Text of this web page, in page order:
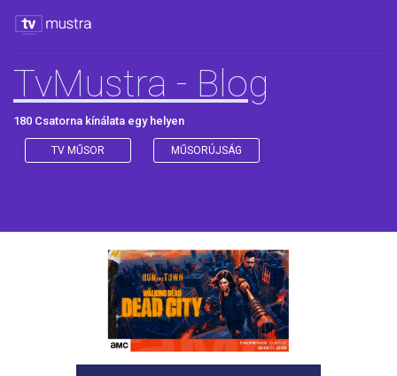
TvMustra - Blog
180 Csatorna kínálata egy helyen
TV MŰSOR MŰSORÚJSÁG